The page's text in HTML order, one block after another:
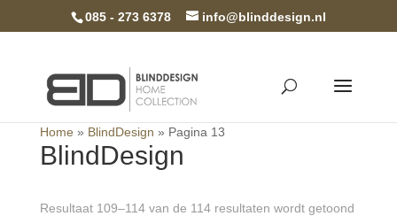
085 - 273 6378 info@blinddesign.nl
Home » BlindDesign » Pagina 13
BlindDesign
Resultaat 109–114 van de 114 resultaten wordt getoond